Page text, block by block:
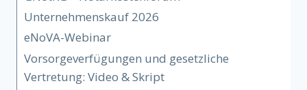
Unternehmenskauf 2026
eNoVA-Webinar
Vorsorgeverfügungen und gesetzliche
Vertretung: Video & Skript